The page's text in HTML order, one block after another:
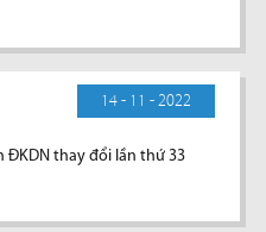
14 - 11 - 2022
ĐKDN thay đổi lần thứ 33